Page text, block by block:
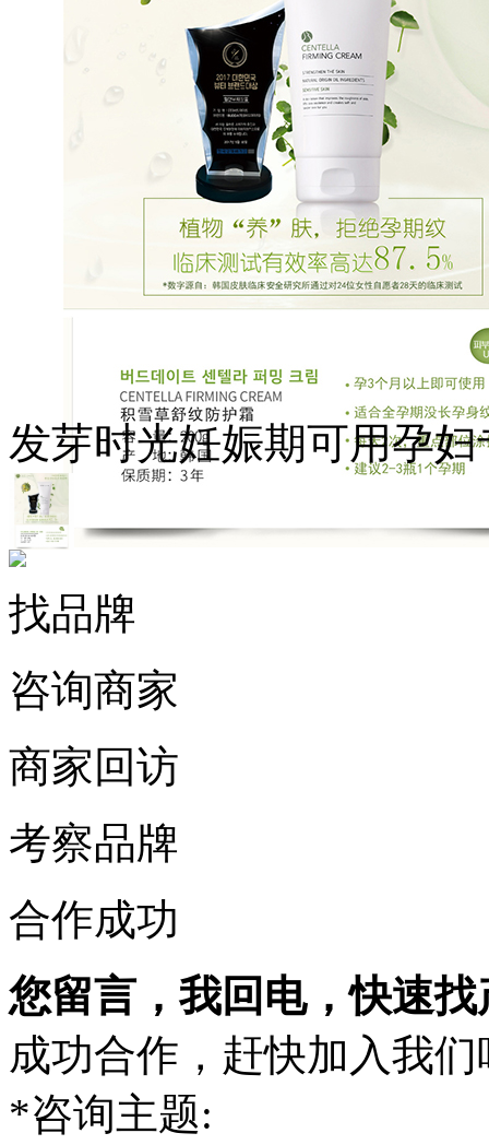
发芽时光妊娠期可用孕妇
找品牌
咨询商家
商家回访
考察品牌
合作成功
您留言，我回电，快速找
成功合作，赶快加入我们
*咨询主题: